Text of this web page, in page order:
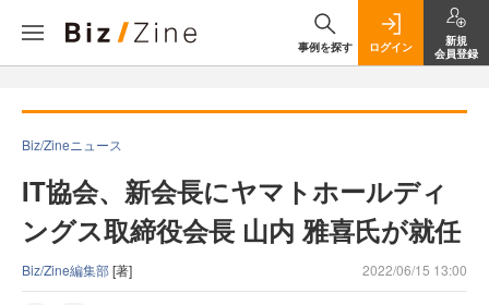
事例を探す ログイン
新規
会員登録
Biz/Zineニュース
IT協会、新会長にヤマトホールディ
ングス取締役会長 山内 雅喜氏が就任
Biz/Zine編集部[著] 2022/06/15 13:00